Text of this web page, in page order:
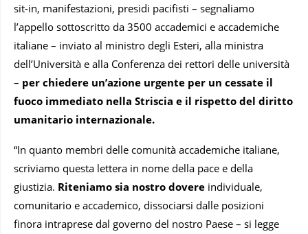
sit-in, manifestazioni, presidi pacifisti – segnaliamo
l’appello sottoscritto da 3500 accademici e accademiche
italiane – inviato al ministro degli Esteri, alla ministra
dell’Università e alla Conferenza dei rettori delle università
– per chiedere un’azione urgente per un cessate il
fuoco immediato nella Striscia e il rispetto del diritto
umanitario internazionale.
“In quanto membri delle comunità accademiche italiane,
scriviamo questa lettera in nome della pace e della
giustizia. Riteniamo sia nostro dovere individuale,
comunitario e accademico, dissociarsi dalle posizioni
finora intraprese dal governo del nostro Paese – si legge